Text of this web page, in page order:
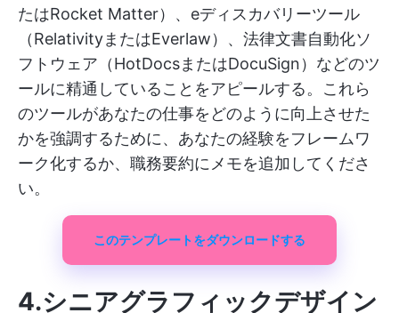
たはRocket Matter）、eディスカバリーツール
（RelativityまたはEverlaw）、法律文書自動化ソ
フトウェア（HotDocsまたはDocuSign）などのツ
ールに精通していることをアピールする。これら
のツールがあなたの仕事をどのように向上させた
かを強調するために、あなたの経験をフレームワ
ーク化するか、職務要約にメモを追加してくださ
い。
このテンプレートをダウンロードする
4.シニアグラフィックデザイン